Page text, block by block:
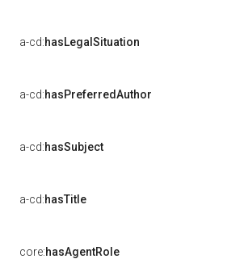
a-cd:hasLegalSituation
a-cd:hasPreferredAuthor
a-cd:hasSubject
a-cd:hasTitle
core:hasAgentRole